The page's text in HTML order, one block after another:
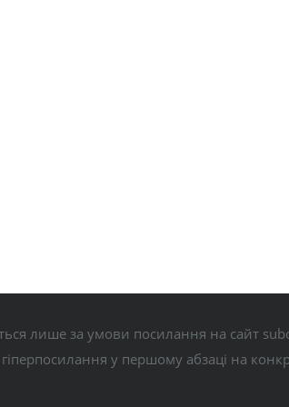
лише за умови посилання на сайт
у першому абзаці на